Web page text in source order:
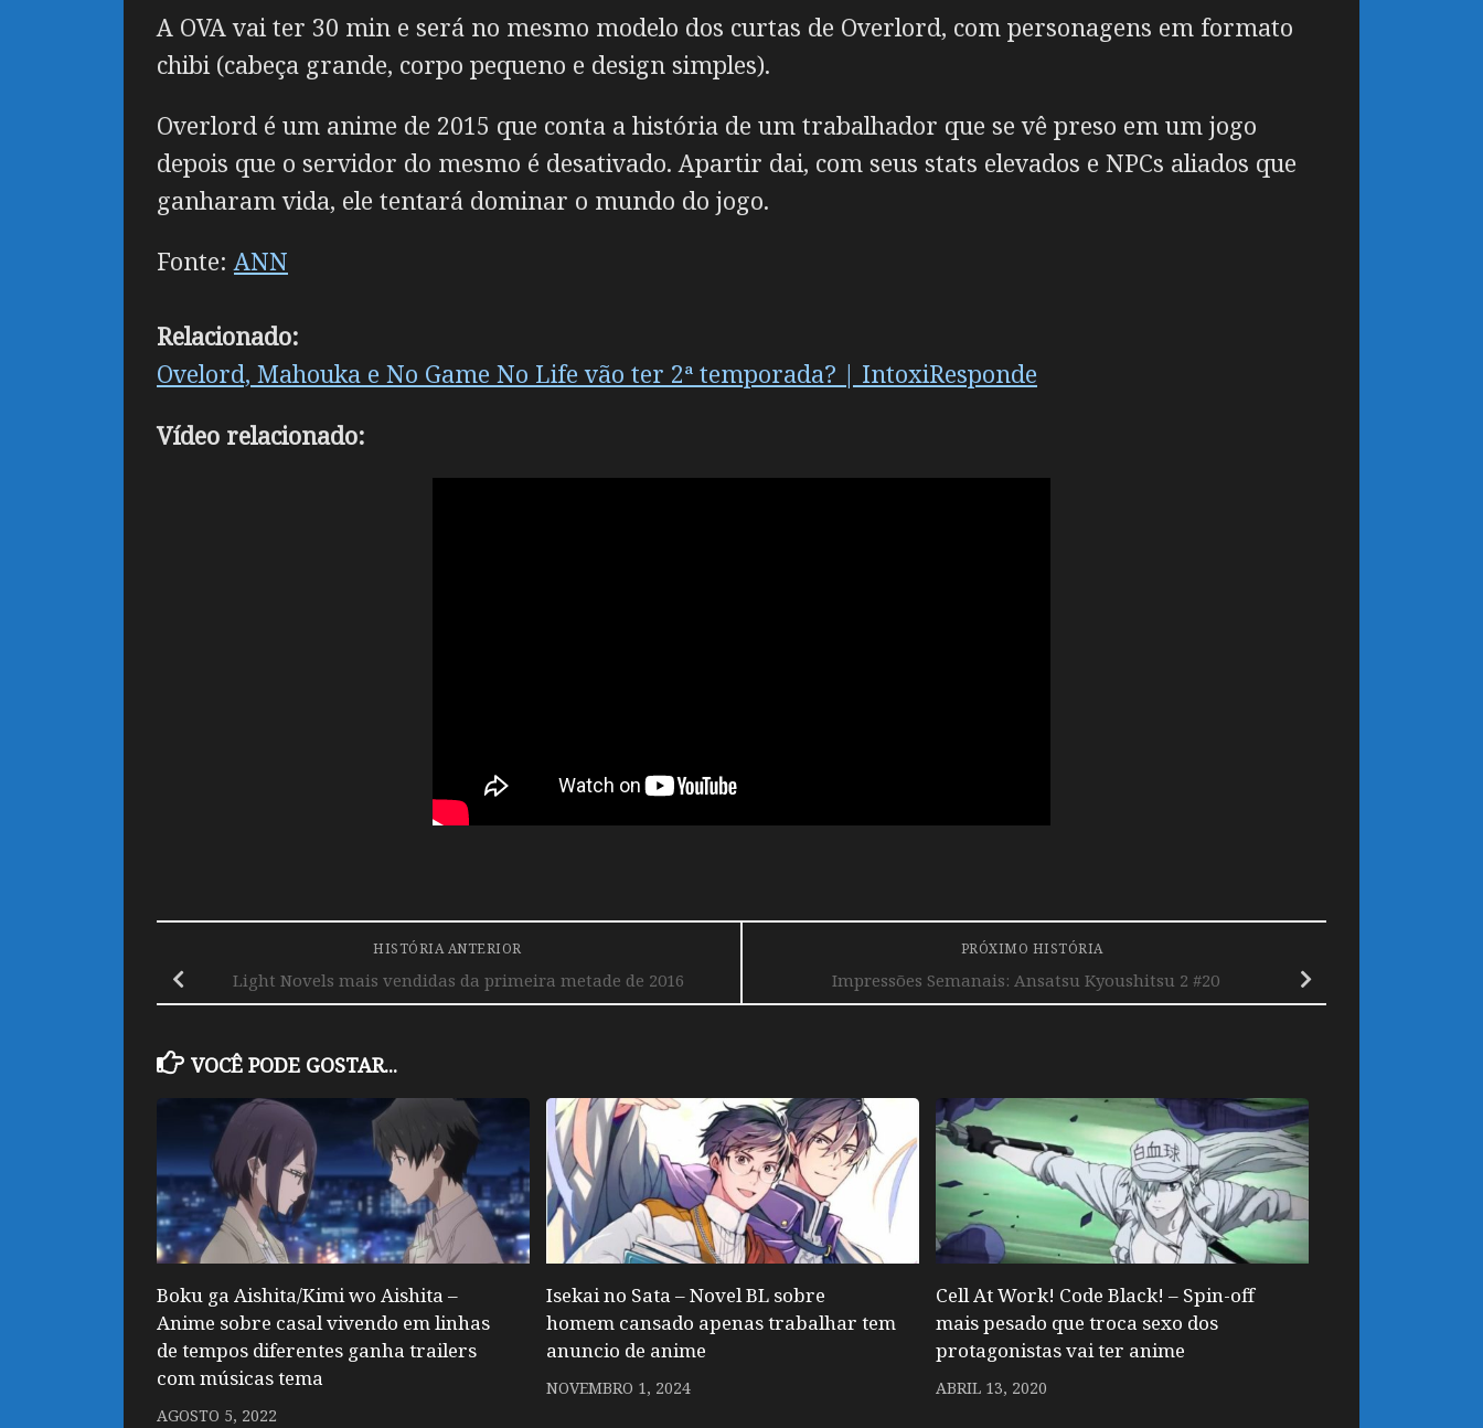
A OVA vai ter 30 min e será no mesmo modelo dos curtas de Overlord, com personagens em formato
chibi (cabeça grande, corpo pequeno e design simples).
Overlord é um anime de 2015 que conta a história de um trabalhador que se vê preso em um jogo
depois que o servidor do mesmo é desativado. Apartir dai, com seus stats elevados e NPCs aliados que
ganharam vida, ele tentará dominar o mundo do jogo.
Fonte:ANN
Relacionado:
Ovelord, Mahouka e No Game No Life vão ter 2ª temporada? | IntoxiResponde
Vídeo relacionado:
PRÓXIMO HISTÓRIA
Impressões Semanais: Ansatsu Kyoushitsu 2 #20
HISTÓRIA ANTERIOR
Light Novels mais vendidas da primeira metade de 2016
VOCÊ PODE GOSTAR...
Boku ga Aishita/Kimi wo Aishita –
Anime sobre casal vivendo em linhas
de tempos diferentes ganha trailers
com músicas tema
AGOSTO 5, 2022
Isekai no Sata – Novel BL sobre
homem cansado apenas trabalhar tem
anuncio de anime
NOVEMBRO 1, 2024
Cell At Work! Code Black! – Spin-off
mais pesado que troca sexo dos
protagonistas vai ter anime
ABRIL 13, 2020